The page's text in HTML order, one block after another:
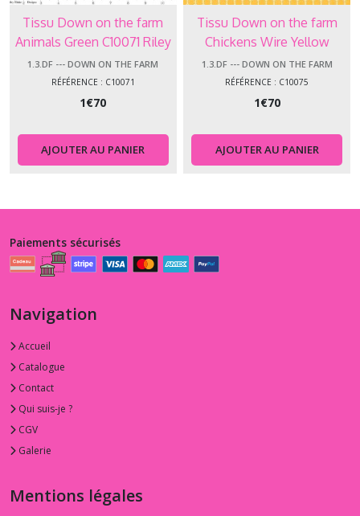
Tissu Down on the farm
Animals Green C10071 Riley
Blake
1.3.DF --- DOWN ON THE FARM
RÉFÉRENCE : C10071
1€70
AJOUTER AU PANIER
Tissu Down on the farm
Chickens Wire Yellow
1.3.DF --- DOWN ON THE FARM
RÉFÉRENCE : C10075
1€70
AJOUTER AU PANIER
Paiements sécurisés
Navigation
Accueil
Catalogue
Contact
Qui suis-je ?
CGV
Galerie
Mentions légales